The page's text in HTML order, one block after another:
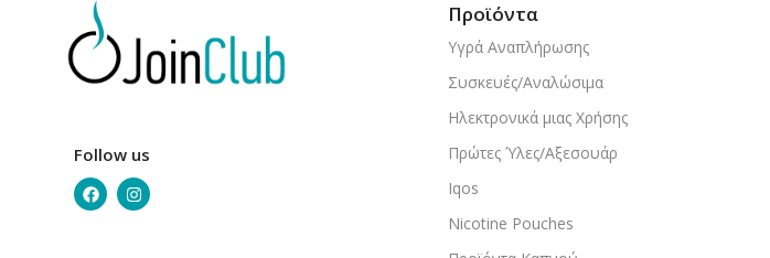
Follow us
Προϊόντα
Υγρά Αναπλήρωσης
Συσκευές/Αναλώσιμα
Ηλεκτρονικά μιας Χρήσης
Πρώτες Ύλες/Αξεσουάρ
Iqos
Nicotine Pouches